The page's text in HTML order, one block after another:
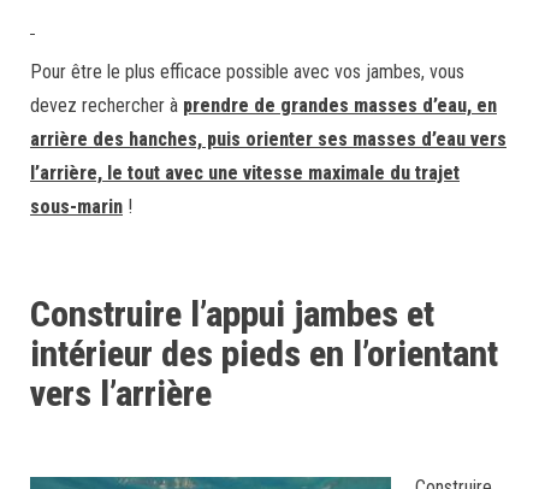
Pour être le plus efficace possible avec vos jambes, vous
devez rechercher à prendre de grandes masses d’eau, en
arrière des hanches, puis orienter ses masses d’eau vers
l’arrière, le tout avec une vitesse maximale du trajet
sous-marin !
Construire l’appui jambes et
intérieur des pieds en l’orientant
vers l’arrière